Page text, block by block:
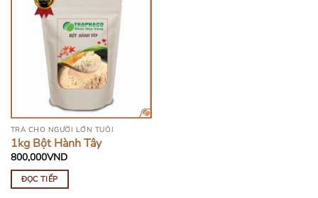
HẾT HÀNG
TRÀ CHO NGƯỜI LỚN TUỔI
1kg Bột Hành Tây
800,000VND
ĐỌC TIẾP